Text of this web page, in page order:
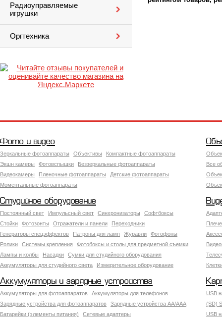
Радиоуправляемые
игрушки
Оргтехника
Фото и видео
Зеркальные фотоаппараты Объективы
Компактные фотоаппараты
Экшн камеры
Фотовспышки
Беззеркальные фотоаппараты
Видеокамеры
Пленочные фотоаппараты
Детские фотоаппараты
Моментальные фотоаппараты
Все
Студийное оборудование
Постоянный свет Импульсный свет Синхронизаторы
Софтбоксы
Стойки
Фотозонты Отражатели и панели
Переходники
Генераторы спецэффектов
Патроны для ламп Журавли
Фотофоны
Ролики
Системы крепления
Фотобоксы и столы для предметной съемки
Лампы и колбы
Насадки
Сумки для студийного оборудования
Аккумуляторы для студийного света
Измерительное оборудование
Аккумуляторы и зарядные устройства
Аккумуляторы для фотоаппаратов
Аккумуляторы для телефонов
Зарядные устройства для фотоаппаратов
Зарядные устройства AA/AAA
Батарейки (элементы питания)
Сетевые адаптеры
USB
(SD)
USB